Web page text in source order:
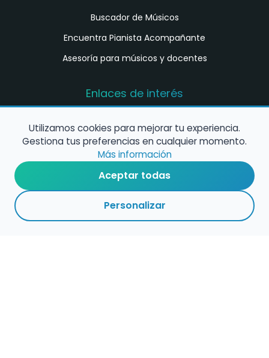
Buscador de Músicos
Encuentra Pianista Acompañante
Asesoría para músicos y docentes
Enlaces de interés
música en España
Configura alertas de empleo
Contacta con nosotros
Utilizamos cookies para mejorar tu experiencia.
Gestiona tus preferencias en cualquier momento.
Más información
Aceptar todas
Personalizar